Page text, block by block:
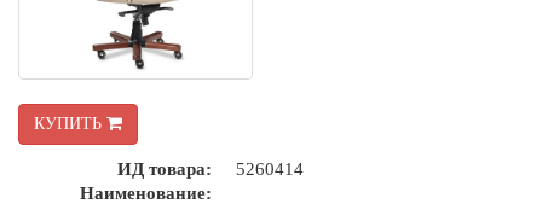
КУПИТЬ
ИД товара:
5260414
Наименование: